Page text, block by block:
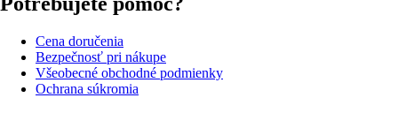
Cena doručenia
Bezpečnosť pri nákupe
Všeobecné obchodné podmienky
Ochrana súkromia